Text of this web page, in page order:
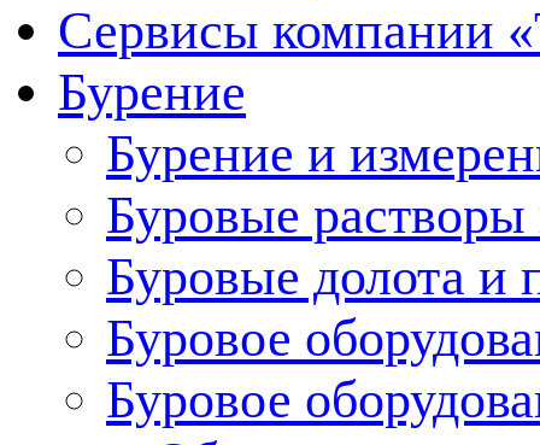
Сервисы компании
Бурение
Бурение и
Буровые
Буровые долота и
Буровое
Буровое